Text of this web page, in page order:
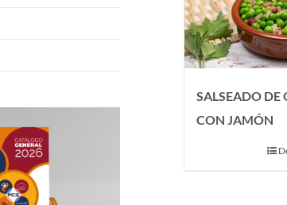
SALSEADO DE
CON JAMÓN